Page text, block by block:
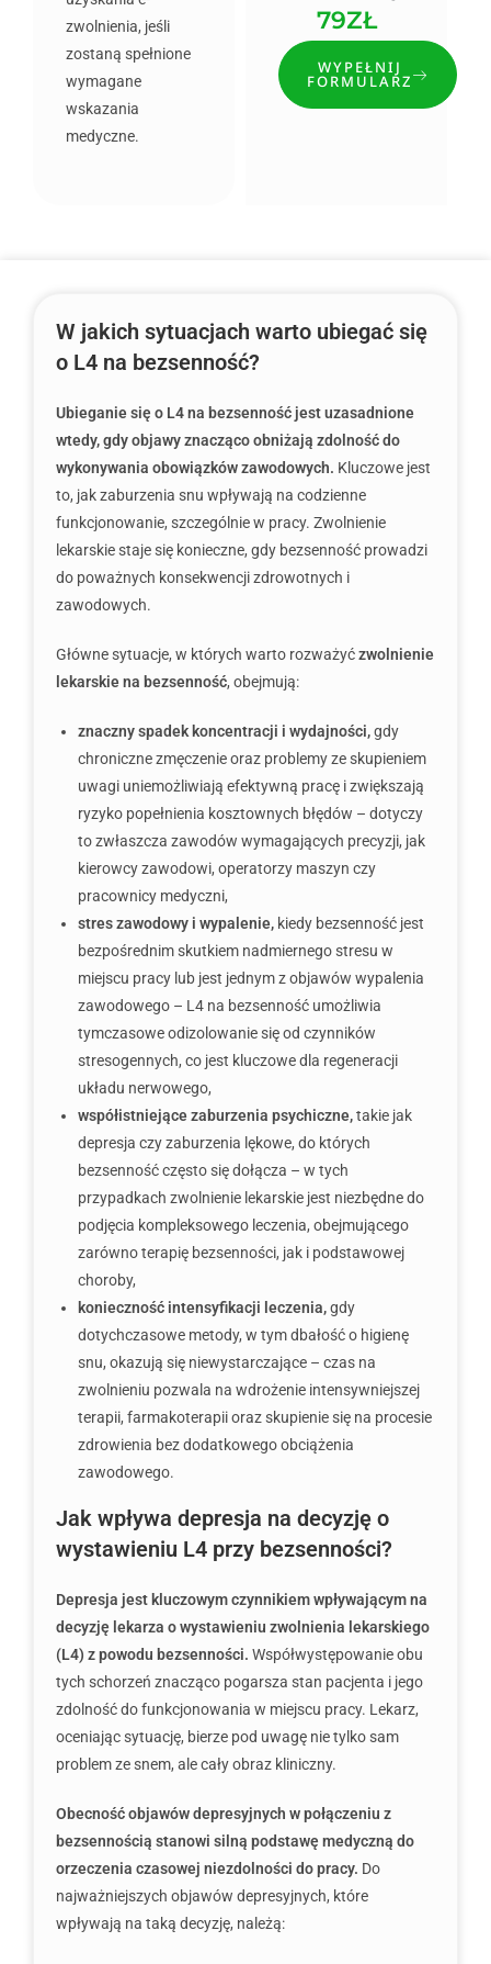
zwolnienia, jeśli
zostaną spełnione
wymagane
wskazania
medyczne.
79ZŁ
WYPEŁNIJ
FORMULARZ
W jakich sytuacjach warto ubiegać się
o L4 na bezsenność?
Ubieganie się o L4 na bezsenność jest uzasadnione
wtedy, gdy objawy znacząco obniżają zdolność do
wykonywania obowiązków zawodowych. Kluczowe jest
to, jak zaburzenia snu wpływają na codzienne
funkcjonowanie, szczególnie w pracy. Zwolnienie
lekarskie staje się konieczne, gdy bezsenność prowadzi
do poważnych konsekwencji zdrowotnych i
zawodowych.
Główne sytuacje, w których warto rozważyćzwolnienie
lekarskie na bezsenność, obejmują:
znaczny spadek koncentracji i wydajności,gdy
chroniczne zmęczenie oraz problemy ze skupieniem
uwagi uniemożliwiają efektywną pracę i zwiększają
ryzyko popełnienia kosztownych błędów – dotyczy
to zwłaszcza zawodów wymagających precyzji, jak
kierowcy zawodowi, operatorzy maszyn czy
pracownicy medyczni,
stres zawodowy i wypalenie, kiedy bezsenność jest
bezpośrednim skutkiem nadmiernego stresu w
miejscu pracy lub jest jednym z objawów wypalenia
zawodowego – L4 na bezsenność umożliwia
tymczasowe odizolowanie się od czynników
stresogennych, co jest kluczowe dla regeneracji
układu nerwowego,
współistniejące zaburzenia psychiczne,takie jak
depresja czy zaburzenia lękowe, do których
bezsenność często się dołącza – w tych
przypadkach zwolnienie lekarskie jest niezbędne do
podjęcia kompleksowego leczenia, obejmującego
zarówno terapię bezsenności, jak i podstawowej
choroby,
konieczność intensyfikacji leczenia,gdy
dotychczasowe metody, w tym dbałość o higienę
snu, okazują się niewystarczające – czas na
zwolnieniu pozwala na wdrożenie intensywniejszej
terapii, farmakoterapii oraz skupienie się na procesie
zdrowienia bez dodatkowego obciążenia
zawodowego.
Jak wpływa depresja na decyzję o
wystawieniu L4 przy bezsenności?
Depresja jest kluczowym czynnikiem wpływającym na
decyzję lekarza o wystawieniu zwolnienia lekarskiego
(L4) z powodu bezsenności. Współwystępowanie obu
tych schorzeń znacząco pogarsza stan pacjenta i jego
zdolność do funkcjonowania w miejscu pracy. Lekarz,
oceniając sytuację, bierze pod uwagę nie tylko sam
problem ze snem, ale cały obraz kliniczny.
Obecność objawów depresyjnych w połączeniu z
bezsennością stanowi silną podstawę medyczną do
orzeczenia czasowej niezdolności do pracy. Do
najważniejszych objawów depresyjnych, które
wpływają na taką decyzję, należą: